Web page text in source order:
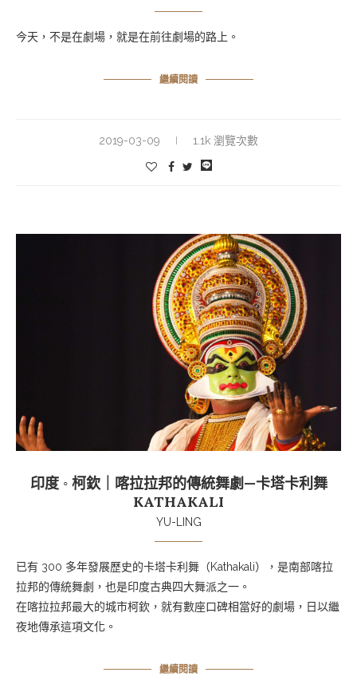
今天，不是在劇場，就是在前往劇場的路上。
繼續閱讀
2019-03-09 1.1k 瀏覽次數
印度 ◦ 柯欽｜喀拉拉邦的傳統舞劇—卡塔卡利舞
KATHAKALI
YU-LING
已有 300 多年發展歷史的卡塔卡利舞（Kathakali），是南部喀拉
拉邦的傳統舞劇，也是印度古典四大舞派之一。
在喀拉拉邦最大的城市柯欽，就有數座口碑相當好的劇場，日以繼
夜地傳承這項文化。
繼續閱讀